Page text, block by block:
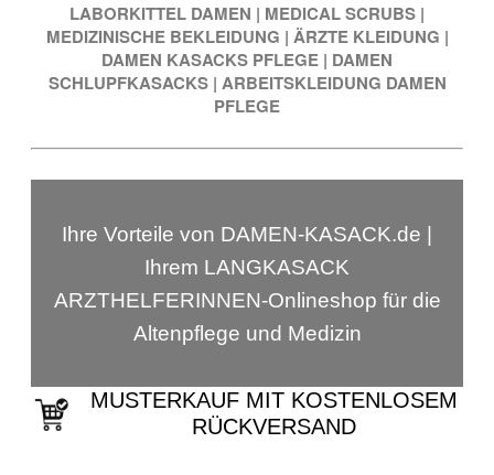
LABORKITTEL DAMEN | MEDICAL SCRUBS |
MEDIZINISCHE BEKLEIDUNG | ÄRZTE KLEIDUNG |
DAMEN KASACKS PFLEGE | DAMEN
SCHLUPFKASACKS | ARBEITSKLEIDUNG DAMEN
PFLEGE
Ihre Vorteile von DAMEN-KASACK.de |
Ihrem LANGKASACK
ARZTHELFERINNEN-Onlineshop für die
Altenpflege und Medizin
MUSTERKAUF MIT KOSTENLOSEM
RÜCKVERSAND